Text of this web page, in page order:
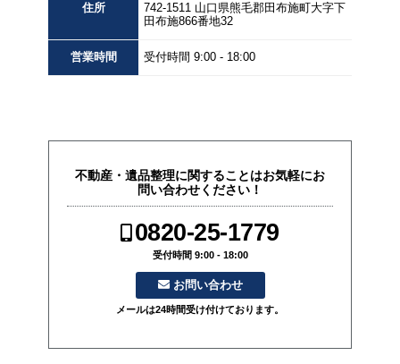
住所 742-1511 山口県熊毛郡田布施町大字下
田布施866番地32
営業時間 受付時間 9:00 - 18:00
不動産・遺品整理に関することはお気軽にお
問い合わせください！
0820-25-1779
受付時間 9:00 - 18:00
お問い合わせ
メールは24時間受け付けております。